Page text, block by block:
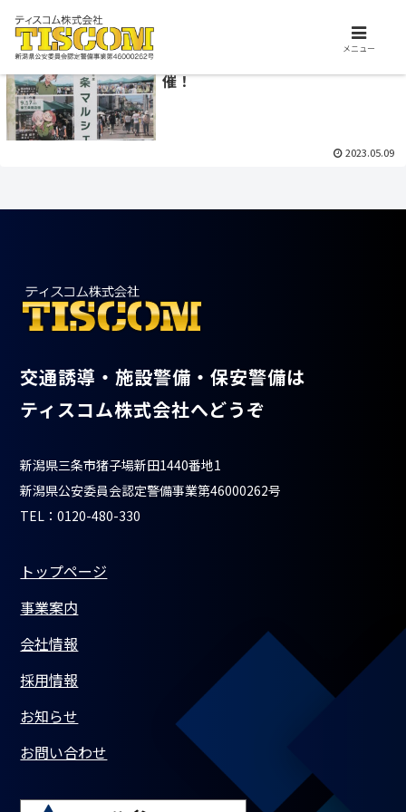
交通誘導、施設警備、保安警備はお任せ下さい。ティスコム株式会社は、安
心安全を支えるプロフェッショナル集団です。
2023.05.17
催！
2023.05.09
交通誘導・施設警備・保安警備は
ティスコム株式会社へどうぞ
新潟県三条市猪子場新田1440番地1
新潟県公安委員会認定警備事業第46000262号
TEL：0120-480-330
トップページ
事業案内
会社情報
採用情報
お知らせ
お問い合わせ
メニュー